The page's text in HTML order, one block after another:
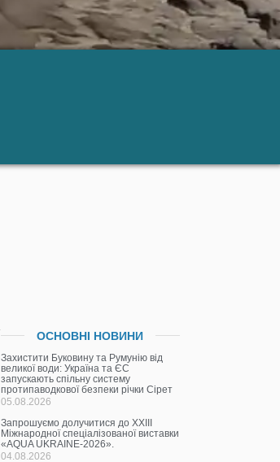
ОСНОВНІ НОВИНИ
Захистити Буковину та Румунію від
великої води: Україна та ЄС
запускають спільну систему
протипаводкової безпеки річки Сірет
05.08.2026
Запрошуємо долучитися до ХХІІІ
Міжнародної спеціалізованої виставки
«AQUA UKRAINE-2026».
04.08.2026